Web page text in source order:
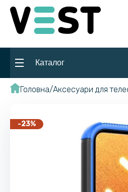
Каталог
Головна Аксесуари для
-23%